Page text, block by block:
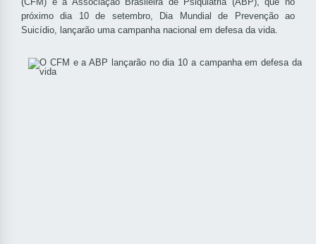
próximo dia 10 de setembro, Dia Mundial de Prevenção ao
Suicídio, lançarão uma campanha nacional em defesa da vida.